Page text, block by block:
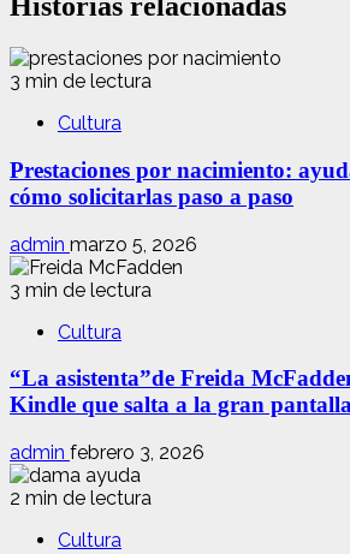
Historias relacionadas
3 min de lectura
Cultura
Prestaciones por nacimiento:
cómo solicitarlas paso a paso
admin marzo 5, 2026
3 min de lectura
Cultura
“La asistenta”de Freida
Kindle que salta a la gran
admin febrero 3, 2026
2 min de lectura
Cultura